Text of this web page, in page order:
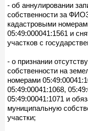
- об аннулировании
собственности за
кадастровыми
05:49:000041:1561 и
участков с
- о признании
собственности на
номерами
05:49:00041:1068,
05:49:00041:1071 и
муниципальную
участки;